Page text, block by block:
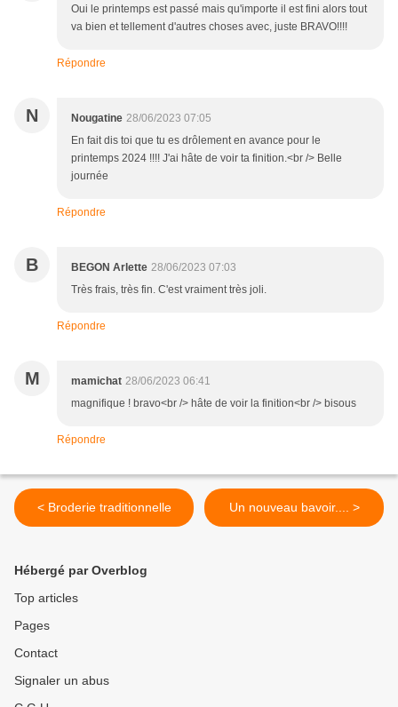
Oui le printemps est passé mais qu'importe il est fini alors tout
va bien et tellement d'autres choses avec, juste BRAVO!!!!
Répondre
N Nougatine 28/06/2023 07:05
En fait dis toi que tu es drôlement en avance pour le
printemps 2024 !!!! J'ai hâte de voir ta finition.<br /> Belle
journée
Répondre
B BEGON Arlette 28/06/2023 07:03
Très frais, très fin. C'est vraiment très joli.
Répondre
M mamichat 28/06/2023 06:41
magnifique ! bravo<br /> hâte de voir la finition<br /> bisous
Répondre
< Broderie traditionnelle Un nouveau bavoir.... >
Hébergé par Overblog
Top articles
Pages
Contact
Signaler un abus